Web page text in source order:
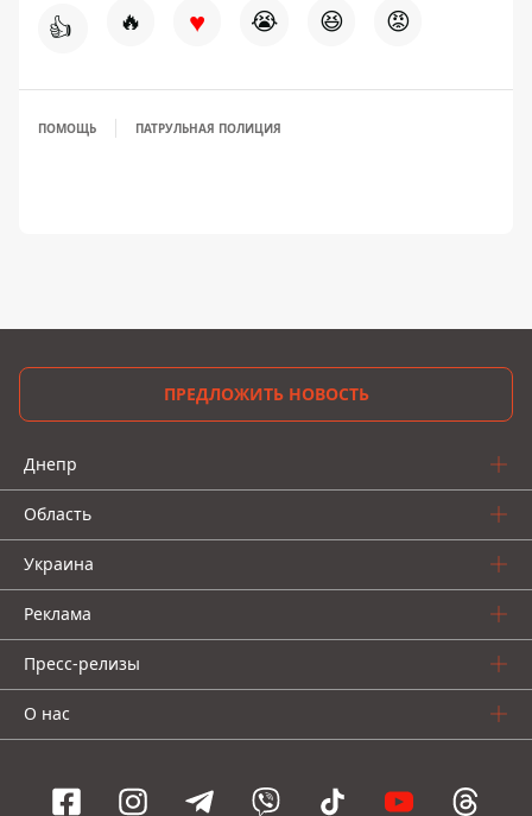
👍 🔥 ♥ 😭 😆 😡
ПОМОЩЬ ПАТРУЛЬНАЯ ПОЛИЦИЯ
ПРЕДЛОЖИТЬ НОВОСТЬ
Днепр
Область
Украина
Реклама
Пресс-релизы
О нас